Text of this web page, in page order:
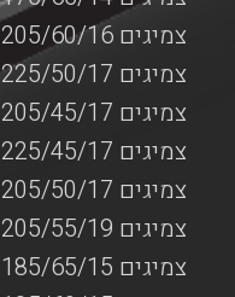
צמיגים 205/60/16
צמיגים 225/50/17
צמיגים 205/45/17
צמיגים 225/45/17
צמיגים 205/50/17
צמיגים 205/55/19
צמיגים 185/65/15